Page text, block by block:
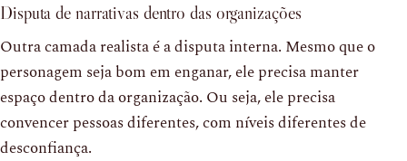
Disputa de narrativas dentro das organizações
Outra camada realista é a disputa interna. Mesmo que o
personagem seja bom em enganar, ele precisa manter
espaço dentro da organização. Ou seja, ele precisa
convencer pessoas diferentes, com níveis diferentes de
desconfiança.